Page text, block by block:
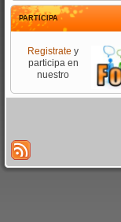
PARTICIPA
Registrate y
participa en
nuestro